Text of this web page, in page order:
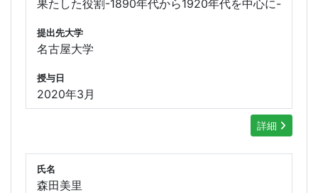
果たした役割-1890年代から1920年代を中心に-
提出先大学
名古屋大学
授与日
2020年3月
詳細
氏名
森田美里